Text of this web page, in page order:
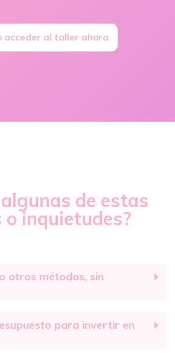
acceder al taller ahora
de estas
o inquietudes?
otros métodos, sin
para invertir en